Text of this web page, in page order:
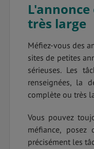
très large
Méfiez-vous des
sites de petites
sérieuses. Les
renseignées, la
complète ou très
Vous pouvez
méfiance, posez
précisément les